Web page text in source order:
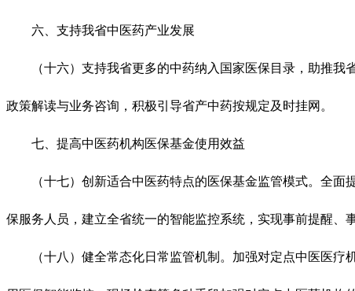
六、支持我省中医药产业发展
（十六）支持我省更多的中药纳入国家医保目录，助推我
政策解读与业务咨询，积极引导省产中药按规定及时挂网。
七、提高中医药机构医保基金使用效益
（十七）创新适合中医药特点的医保基金监管模式。全面
保服务人员，建立全省统一的智能监控系统，实现事前提醒、
（十八）健全常态化日常监管机制。加强对定点中医医疗机